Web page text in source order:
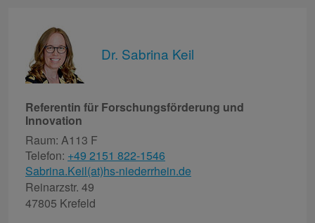
Dr. Sabrina Keil
Referentin für Forschungsförderung und
Innovation
Raum: A113 F
Telefon: +49 2151 822-1546
Sabrina.Keil(at)hs-niederrhein.de
Reinarzstr. 49
47805 Krefeld